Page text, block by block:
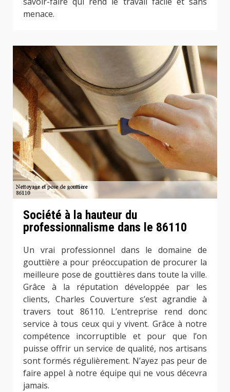
menace.
Société à la hauteur du
professionnalisme dans le 86110
Un vrai professionnel dans le domaine de
gouttière a pour préoccupation de procurer la
meilleure pose de gouttières dans toute la ville.
Grâce à la réputation développée par les
clients, Charles Couverture s’est agrandie à
travers tout 86110. L’entreprise rend donc
service à tous ceux qui y vivent. Grâce à notre
compétence incorruptible et pour que l’on
puisse offrir un service de qualité, nos artisans
sont formés régulièrement. N’ayez pas peur de
faire appel à notre équipe qui ne vous décevra
jamais.